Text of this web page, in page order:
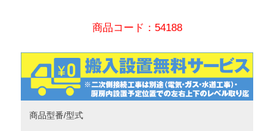
商品コード：54188
商品型番/型式